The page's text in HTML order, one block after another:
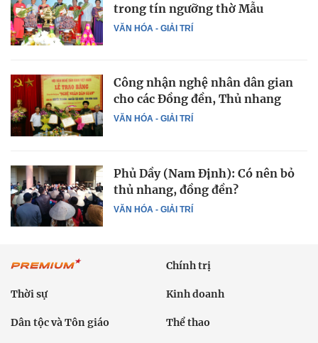
VĂN HÓA - GIẢI TRÍ
trong tín ngưỡng thờ Mẫu
VĂN HÓA - GIẢI TRÍ
Công nhận nghệ nhân dân gian
cho các Đồng đền, Thủ nhang
VĂN HÓA - GIẢI TRÍ
Phủ Dầy (Nam Định): Có nên bỏ
thủ nhang, đồng đền?
Chính trị
Thời sự Kinh doanh
Dân tộc và Tôn giáo Thể thao